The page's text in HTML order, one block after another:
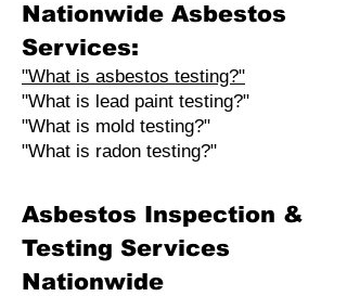
Nationwide Asbestos
Services:
"What is asbestos testing?"
"What is lead paint testing?"
"What is mold testing?"
"What is radon testing?"
Asbestos Inspection &
Testing Services
Nationwide